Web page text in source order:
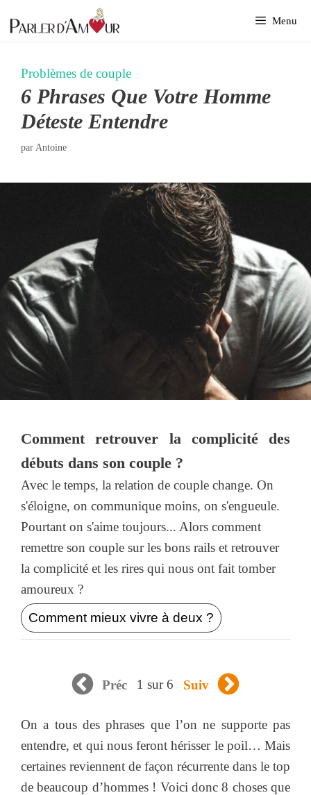
au
Menu
Problèmes de couple
6 Phrases Que Votre Homme
Déteste Entendre
par Antoine
Comment retrouver la complicité des
débuts dans son couple ?
Avec le temps, la relation de couple change. On
s'éloigne, on communique moins, on s'engueule.
Pourtant on s'aime toujours... Alors comment
remettre son couple sur les bons rails et retrouver
la complicité et les rires qui nous ont fait tomber
amoureux ?
Comment mieux vivre à deux ?
Préc 1 sur 6 Suiv
On a tous des phrases que l’on ne supporte pas
entendre, et qui nous feront hérisser le poil… Mais
certaines reviennent de façon récurrente dans le top
de beaucoup d’hommes ! Voici donc 8 choses que